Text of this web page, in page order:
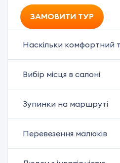
ЗАМОВИТИ ТУР
Наскільки комфортний
Вибір місця в салоні
Зупинки на маршруті
Перевезення малюків